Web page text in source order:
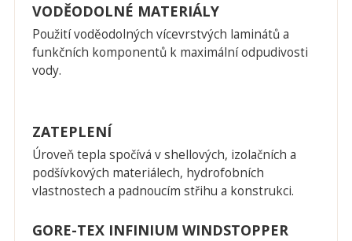
VODĚODOLNÉ MATERIÁLY
Použití voděodolných vícevrstvých laminátů a
funkčních komponentů k maximální odpudivosti
vody.
ZATEPLENÍ
Úroveň tepla spočívá v shellových, izolačních a
podšívkových materiálech, hydrofobních
vlastnostech a padnoucím střihu a konstrukci.
GORE-TEX INFINIUM WINDSTOPPER